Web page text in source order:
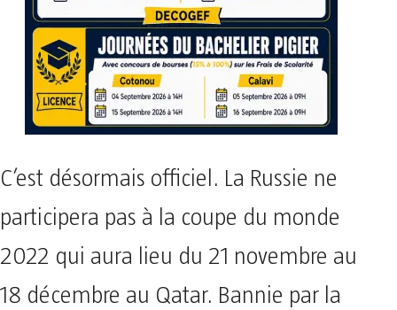
C’est désormais officiel. La Russie ne
participera pas à la coupe du monde
2022 qui aura lieu du 21 novembre au
18 décembre au Qatar. Bannie par la